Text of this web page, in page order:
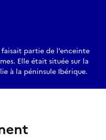
partie de l’enceinte
Elle était située sur la
à la péninsule Ibérique.